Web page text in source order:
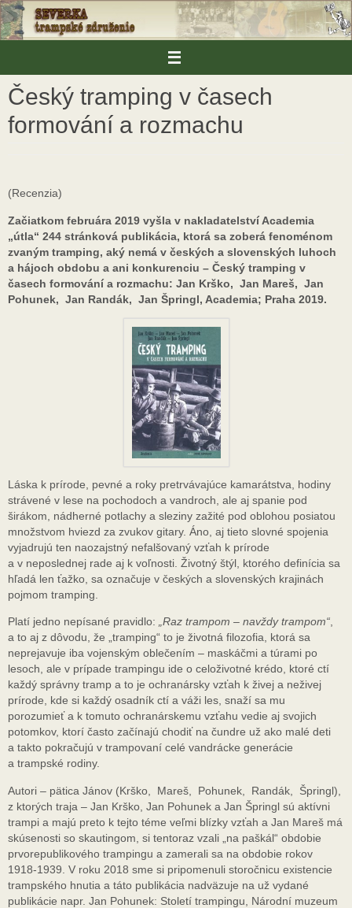
Skip
to
content
Český tramping v časech
formování a rozmachu
(Recenzia)
Začiatkom februára 2019 vyšla v nakladatelství Academia
„útla“ 244 stránková publikácia, ktorá sa zoberá fenoménom
zvaným tramping, aký nemá v českých a slovenských luhoch
a hájoch obdobu a ani konkurenciu – Český tramping v
časech formování a rozmachu: Jan Krško, Jan Mareš, Jan
Pohunek, Jan Randák, Jan Špringl, Academia; Praha 2019.
Láska k prírode, pevné a roky pretrvávajúce kamarátstva, hodiny
strávené v lese na pochodoch a vandroch, ale aj spanie pod
širákom, nádherné potlachy a sleziny zažité pod oblohou posiatou
množstvom hviezd za zvukov gitary. Áno, aj tieto slovné spojenia
vyjadrujú ten naozajstný nefalšovaný vzťah k prírode
a v neposlednej rade aj k voľnosti. Životný štýl, ktorého definícia sa
hľadá len ťažko, sa označuje v českých a slovenských krajinách
pojmom tramping.
Platí jedno nepísané pravidlo: „Raz trampom – navždy trampom“,
a to aj z dôvodu, že „tramping“ to je životná filozofia, ktorá sa
neprejavuje iba vojenským oblečením – maskáčmi a túrami po
lesoch, ale v prípade trampingu ide o celoživotné krédo, ktoré ctí
každý správny tramp a to je ochranársky vzťah k živej a neživej
prírode, kde si každý osadník ctí a váži les, snaží sa mu
porozumieť a k tomuto ochranárskemu vzťahu vedie aj svojich
potomkov, ktorí často začínajú chodiť na čundre už ako malé deti
a takto pokračujú v trampovaní celé vandrácke generácie
a trampské rodiny.
Autori – pätica Jánov (Krško, Mareš, Pohunek, Randák, Špringl),
z ktorých traja – Jan Krško, Jan Pohunek a Jan Špringl sú aktívni
trampi a majú preto k tejto téme veľmi blízky vzťah a Jan Mareš má
skúsenosti so skautingom, si tentoraz vzali „na paškál“ obdobie
prvorepublikového trampingu a zamerali sa na obdobie rokov
1918-1939. V roku 2018 sme si pripomenuli storočnicu existencie
trampského hnutia a táto publikácia nadväzuje na už vydané
publikácie napr. Jan Pohunek: Století trampingu, Národní muzeum